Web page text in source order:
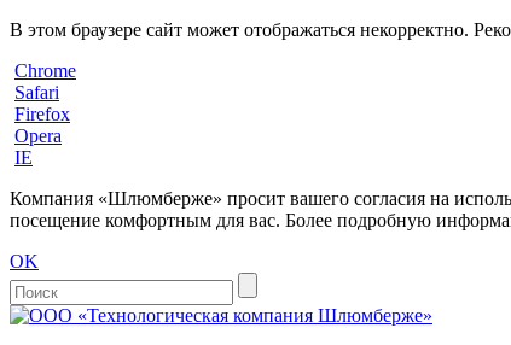
В этом браузере сайт может отображаться некорректно.
Chrome
Safari
Firefox
Opera
IE
Компания «Шлюмберже» просит вашего согласия на
посещение комфортным для вас. Более подробную
OK